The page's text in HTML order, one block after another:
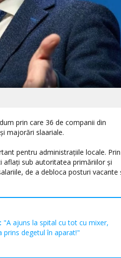
prin care 36 de companii din
majorări slaariale.
pentru administrațiile locale. Prin
sub autoritatea primăriilor și
de a debloca posturi vacante
"A ajuns la spital cu tot cu mixer,
prins degetul în aparat!"